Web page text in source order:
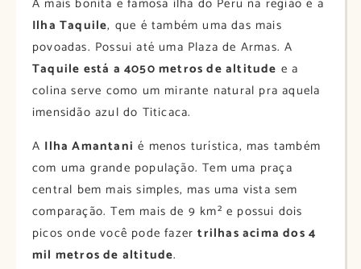
Ilha Taquile, que é também uma das mais
povoadas. Possui até uma Plaza de Armas. A
Taquile está a 4050 metros de altitude e a
colina serve como um mirante natural pra aquela
imensidão azul do Titicaca.
A Ilha Amantani é menos turística, mas também
com uma grande população. Tem uma praça
central bem mais simples, mas uma vista sem
comparação. Tem mais de 9 km² e possui dois
picos onde você pode fazertrilhas acima dos 4
mil metros de altitude.